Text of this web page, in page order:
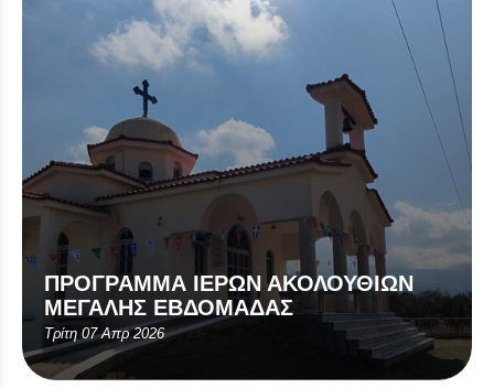
ΠΡΟΓΡΑΜΜΑ ΙΕΡΩΝ ΑΚΟΛΟΥΘΙΩΝ
ΜΕΓΑΛΗΣ ΕΒΔΟΜΑΔΑΣ
Τρίτη 07 Απρ 2026